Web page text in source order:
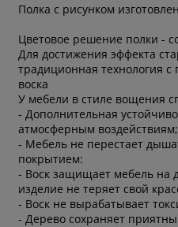
Полка с рисунком
Цветовое решение полки -
Для достижения эффекта
традиционная технология
воска
У мебели в стиле вощения
- Дополнительная
атмосферным воздействиям;
- Мебель не перестает
покрытием:
- Воск защищает мебель на
изделие не теряет свой
- Воск не вырабатывает
- Дерево сохраняет